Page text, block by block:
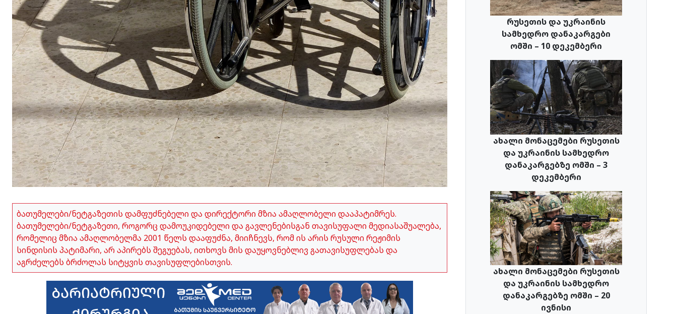
ბათუმელები/ნეტგაზეთის დამფუძნებელი და დირექტორი მზია ამაღლობელი დააპატიმრეს.
ბათუმელები/ნეტგაზეთი, როგორც დამოუკიდებელი და გავლენებისგან თავისუფალი მედიასაშუალება,
რომელიც მზია ამაღლობელმა 2001 წელს დააფუძნა, მიიჩნევს, რომ ის არის რუსული რეჟიმის
სინდისის პატიმარი, არ აპირებს შეგუებას, ითხოვს მის დაუყოვნებლივ გათავისუფლებას და
აგრძელებს ბრძოლას სიტყვის თავისუფლებისთვის.
რუსეთის და უკრაინის
სამხედრო დანაკარგები
ომში – 10 დეკემბერი
ახალი მონაცემები რუსეთის
და უკრაინის სამხედრო
დანაკარგებზე ომში – 3
დეკემბერი
ახალი მონაცემები რუსეთის
და უკრაინის სამხედრო
დანაკარგებზე ომში – 20
ივნისი